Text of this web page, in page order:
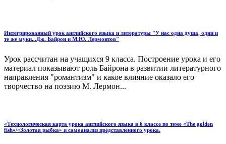
Интегрированный урок английского языка и литературы "У нас одна душа, одни и
те же муки...Дж. Байрон и М.Ю. Лермонтов"
Урок рассчитан на учащихся 9 класса. Построение урока и его
материал показывают роль Байрона в развитии литературного
направления "романтизм" и какое влияние оказало его
творчество на поэзию М. Лермон...
«Технологическая карта урока английского языка в 6 классе по теме «The golden
fish»/«Золотая рыбка» и самоанализ представленного урока.